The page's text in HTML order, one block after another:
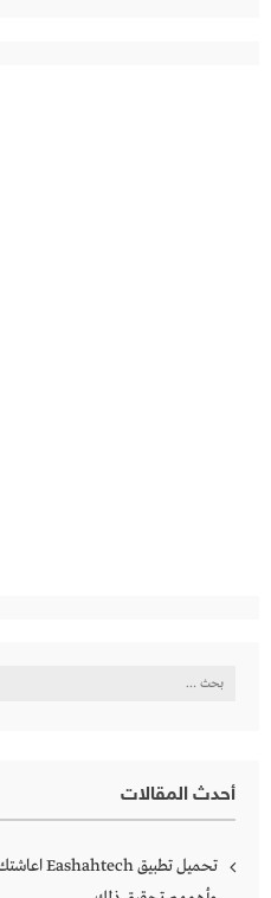
البحث
أحدث المقالات